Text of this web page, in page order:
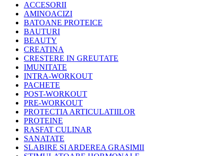
ACCESORII
AMINOACIZI
BATOANE PROTEICE
BAUTURI
BEAUTY
CREATINA
CRESTERE IN GREUTATE
IMUNITATE
INTRA-WORKOUT
PACHETE
POST-WORKOUT
PRE-WORKOUT
PROTECTIA ARTICULATIILOR
PROTEINE
RASFAT CULINAR
SANATATE
SLABIRE SI ARDEREA GRASIMII